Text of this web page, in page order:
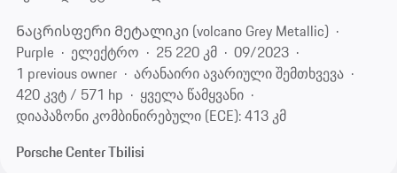
Ნაცრისფერი Მეტალიკი (volcano Grey Metallic)
Purple
ელექტრო 25 220 კმ
09/2023
1 previous owner
არანაირი ავარიული შემთხვევა
420 კვტ / 571 hp
ყველა წამყვანი
დიაპაზონი კომბინირებული (ECE): 413 კმ
Porsche Center Tbilisi